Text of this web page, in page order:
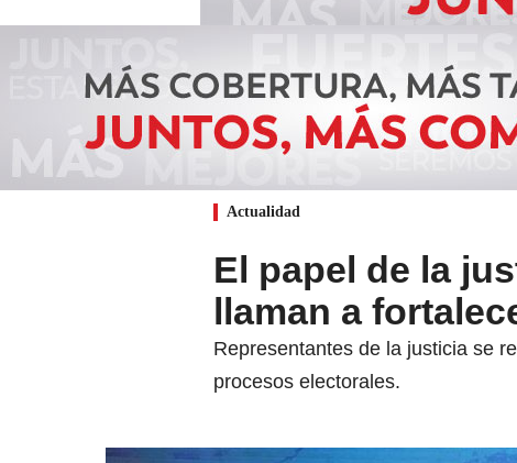
Actualidad
El papel de la
llaman a
Representantes de la justicia se
procesos electorales.